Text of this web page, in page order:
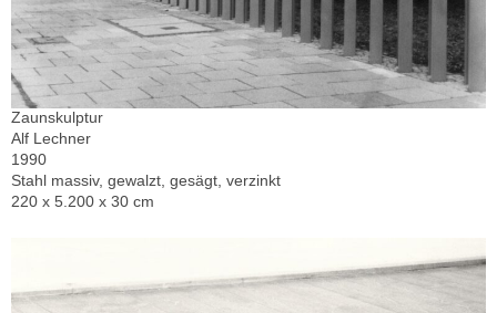
Zaunskulptur
Alf Lechner
1990
Stahl massiv, gewalzt, gesägt, verzinkt
220 x 5.200 x 30 cm